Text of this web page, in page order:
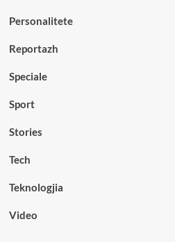
Personalitete
Reportazh
Speciale
Sport
Stories
Tech
Teknologjia
Video